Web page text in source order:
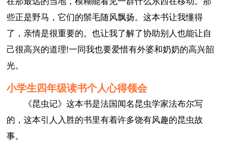
些正是野马，它们的鬃毛随风飘扬。这本书让我懂得
了，亲情是很重要的。也让我了解了协助别人也能让自
己很高兴的道理!一同我也要爱惜有外婆和奶奶的高兴韶
光。
小学生四年级读书个人心得领会
《昆虫记》这本书是法国闻名昆虫学家法布尔写
的，这本引人入胜的书里有着许多饶有风趣的昆虫故
事。